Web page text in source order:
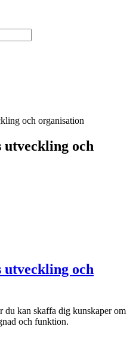
och organisation
utveckling och
utveckling och
du kan skaffa dig kunskaper om
och funktion.